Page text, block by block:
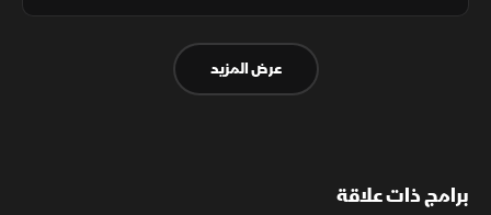
عرض المزيد
برامج ذات علاقة